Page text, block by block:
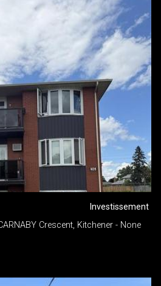
Investissement
Crescent, Kitchener - None